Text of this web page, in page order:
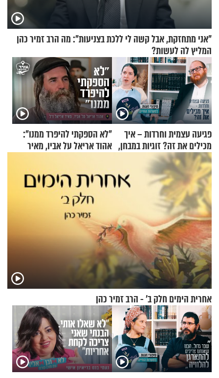
"אני מתחזקת, אבל קשה לי ללכת בצניעות": מה הרב זמיר כהן
המליץ לה לעשות?
פגיעה עצמית וחרדות – איך
מכילים את זה? זוגיות במבחן,
הפעם עם יהודית ואלתר כהן
"לא הספקתי להיפרד ממנו":
אהוד אריאל על אביו, מאיר
אחרית הימים חלק ב’ - הרב זמיר כהן